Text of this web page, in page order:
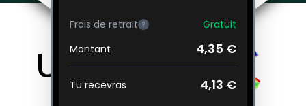
Frais de retrait ?
Gratuit
Montant
4,35 €
Tu recevras 4,13 €